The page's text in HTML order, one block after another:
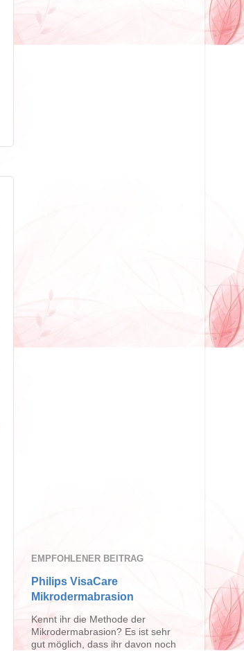
EMPFOHLENER BEITRAG
Philips VisaCare
Mikrodermabrasion
Kennt ihr die Methode der
Mikrodermabrasion? Es ist sehr
gut möglich, dass ihr davon noch